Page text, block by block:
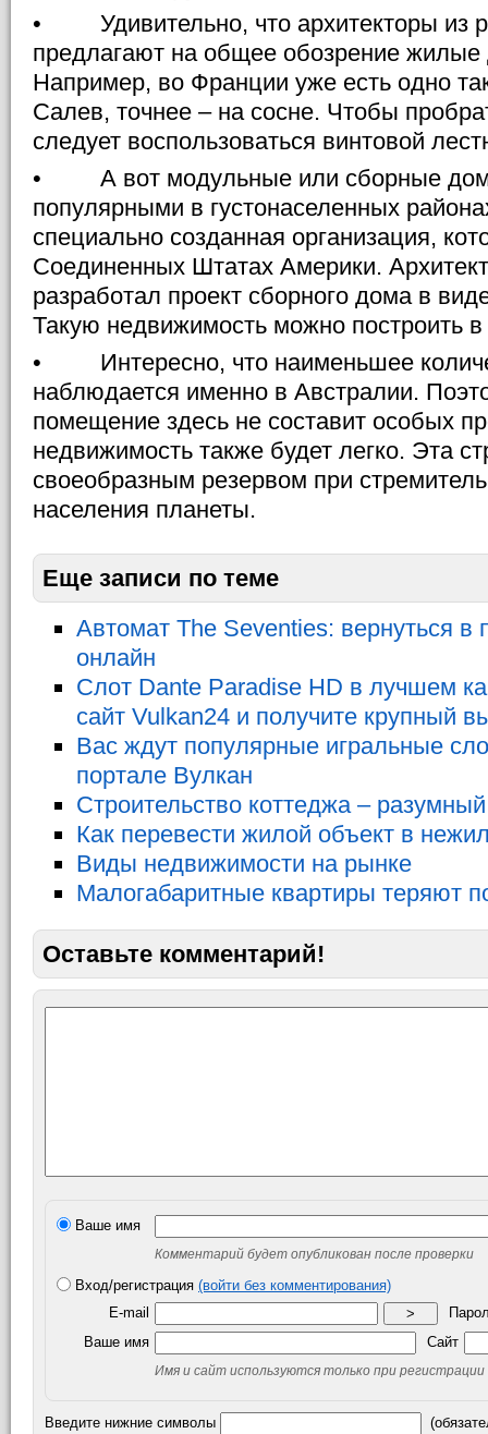
• Удивительно, что архитекторы из
предлагают на общее обозрение жилые
Например, во Франции уже есть одно
Салев, точнее – на сосне. Чтобы
следует воспользоваться винтовой
• А вот модульные или сборные дома
популярными в густонаселенных
специально созданная организация,
Соединенных Штатах Америки.
разработал проект сборного дома в
Такую недвижимость можно построить
• Интересно, что наименьшее
наблюдается именно в Австралии.
помещение здесь не составит особых
недвижимость также будет легко. Эта
своеобразным резервом при
населения планеты.
Еще записи по теме
Автомат The Seventies: вернуться в
онлайн
Слот Dante Paradise HD в лучшем
сайт Vulkan24 и получите крупный
Вас ждут популярные игральные
портале Вулкан
Строительство коттеджа –
Как перевести жилой объект в
Виды недвижимости на рынке
Малогабаритные квартиры теряют
Оставьте комментарий!
Ваше имя
Комментарий будет опубликован после проверки
Вход/регистрация (войти без комментирования)
E-mail
>
Ваше имя
Сайт
Имя и сайт используются только при регистрации
Введите нижние символы